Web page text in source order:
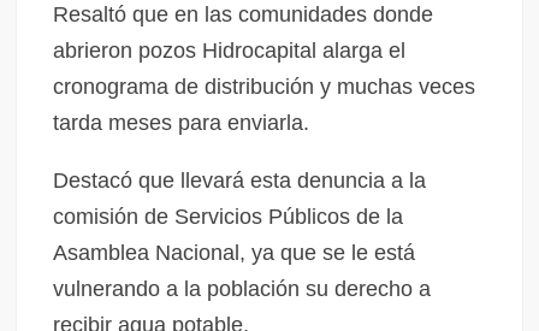
Resaltó que en las comunidades donde
abrieron pozos Hidrocapital alarga el
cronograma de distribución y muchas veces
tarda meses para enviarla.
Destacó que llevará esta denuncia a la
comisión de Servicios Públicos de la
Asamblea Nacional, ya que se le está
vulnerando a la población su derecho a
recibir agua potable.